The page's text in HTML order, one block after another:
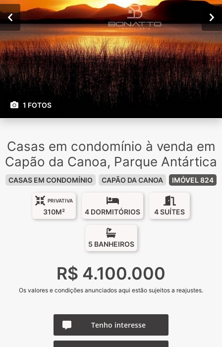
1 FOTOS
Casas em condomínio à venda em
Capão da Canoa, Parque Antártica
CASAS EM CONDOMÍNIO CAPÃO DA CANOA IMÓVEL 824
PRIVATIVA
310M² 4 DORMITÓRIOS 4 SUÍTES
5 BANHEIROS
R$ 4.100.000
Os valores e condições anunciados aqui estão sujeitos a reajustes.
Tenho interesse